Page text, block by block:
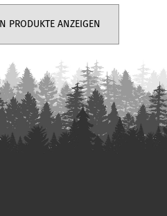
PRODUKTE ANZEIGEN